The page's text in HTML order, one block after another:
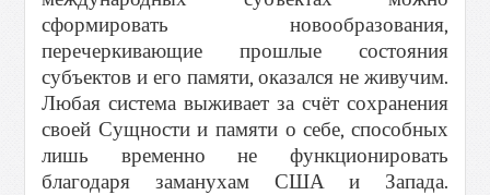
сформировать новообразования,
перечеркивающие прошлые состояния
субъектов и его памяти, оказался не живучим.
Любая система выживает за счёт сохранения
своей Сущности и памяти о себе, способных
лишь временно не функционировать
благодаря заманухам США и Запада.